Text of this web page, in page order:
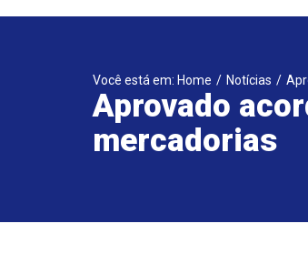
Você está em: Home / Notícias /
Aprovado
mercadorias